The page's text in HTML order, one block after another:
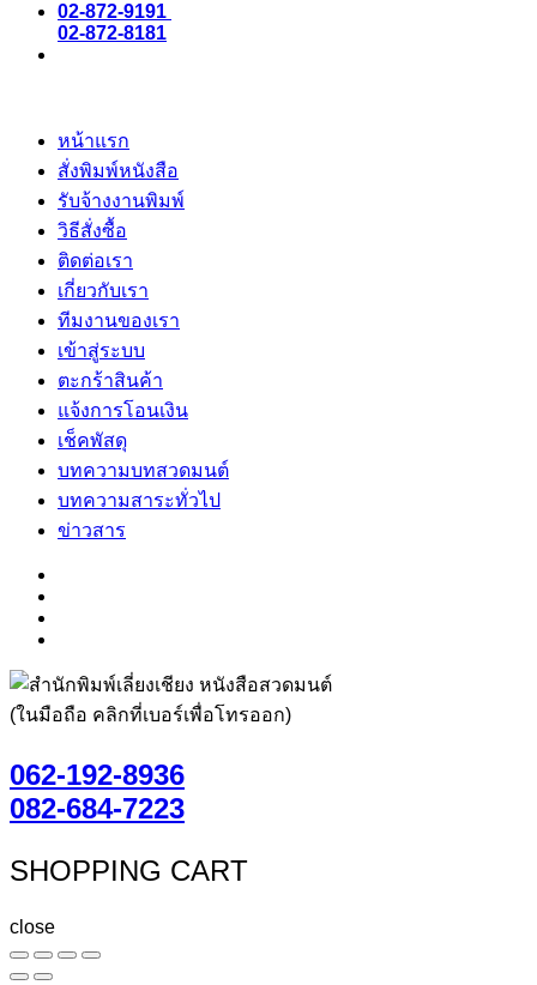
02-872-9191
02-872-8181
หน้าแรก
สั่งพิมพ์หนังสือ
รับจ้างงานพิมพ์
วิธีสั่งซื้อ
ติดต่อเรา
เกี่ยวกับเรา
ทีมงานของเรา
เข้าสู่ระบบ
ตะกร้าสินค้า
แจ้งการโอนเงิน
เช็คพัสดุ
บทความบทสวดมนต์
บทความสาระทั่วไป
ข่าวสาร
(ในมือถือ คลิกที่เบอร์เพื่อโทรออก)
062-192-8936
082-684-7223
SHOPPING CART
close